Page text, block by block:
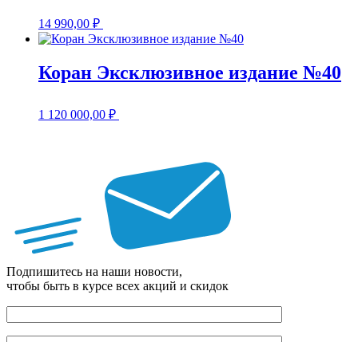
14 990,00 ₽
Коран Эксклюзивное издание №40
1 120 000,00 ₽
Подпишитесь на наши новости,
чтобы быть в курсе всех акций и скидок